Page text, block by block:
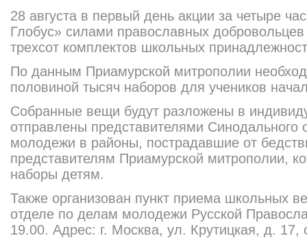
28 августа в первый день акции за четыре
Глобус» силами православных
трехсот комплектов школьных
По данным Приамурской митрополии
половиной тысяч наборов для учеников
Собранные вещи будут разложены в
отправлены представителями Синодального
молодежи в районы, пострадавшие от
представителям Приамурской митрополии,
наборы детям.
Также организован пункт приема школьных
отделе по делам молодежи Русской
19.00. Адрес: г. Москва, ул. Крутицкая, д. 17,